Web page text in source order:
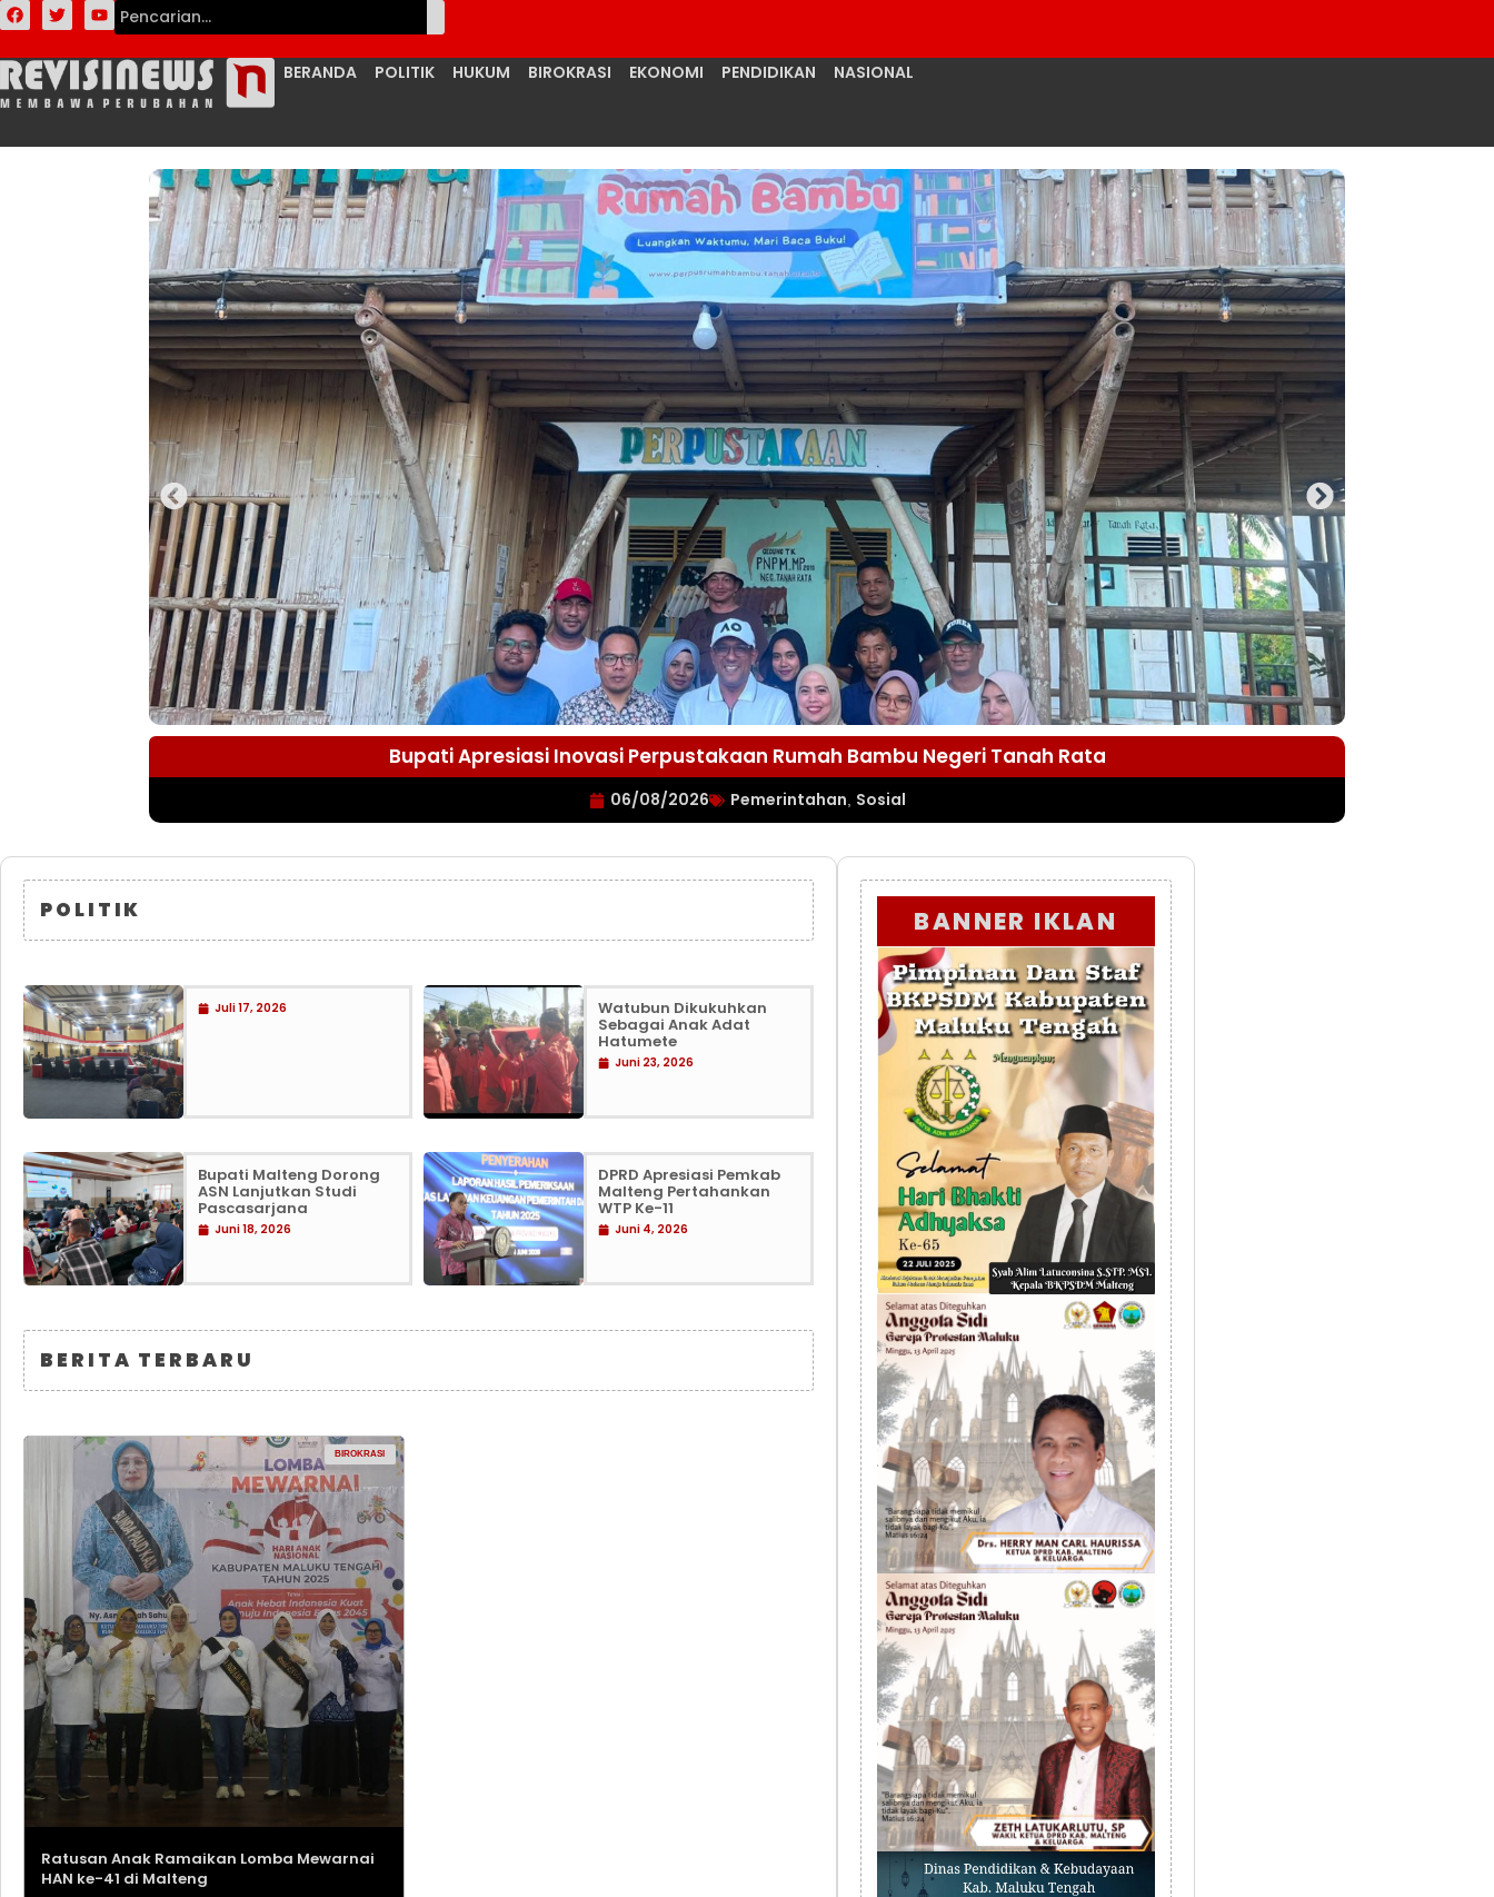
BERANDA POLITIK HUKUM BIROKRASI EKONOMI PENDIDIKAN NASIONAL
Bupati Apresiasi Inovasi Perpustakaan Rumah Bambu Negeri Tanah Rata
06/08/2026 Pemerintahan Sosial
POLITIK
Juli 17, 2026 Watubun Dikukuhkan
Sebagai Anak Adat
Hatumete
Juni 23, 2026
Bupati Malteng Dorong
ASN Lanjutkan Studi
Pascasarjana
Juni 18, 2026
DPRD Apresiasi Pemkab
Malteng Pertahankan
WTP Ke-11
Juni 4, 2026
BERITA TERBARU
BIROKRASI
Ratusan Anak Ramaikan Lomba Mewarnai
HAN ke-41 di Malteng
BANNER IKLAN